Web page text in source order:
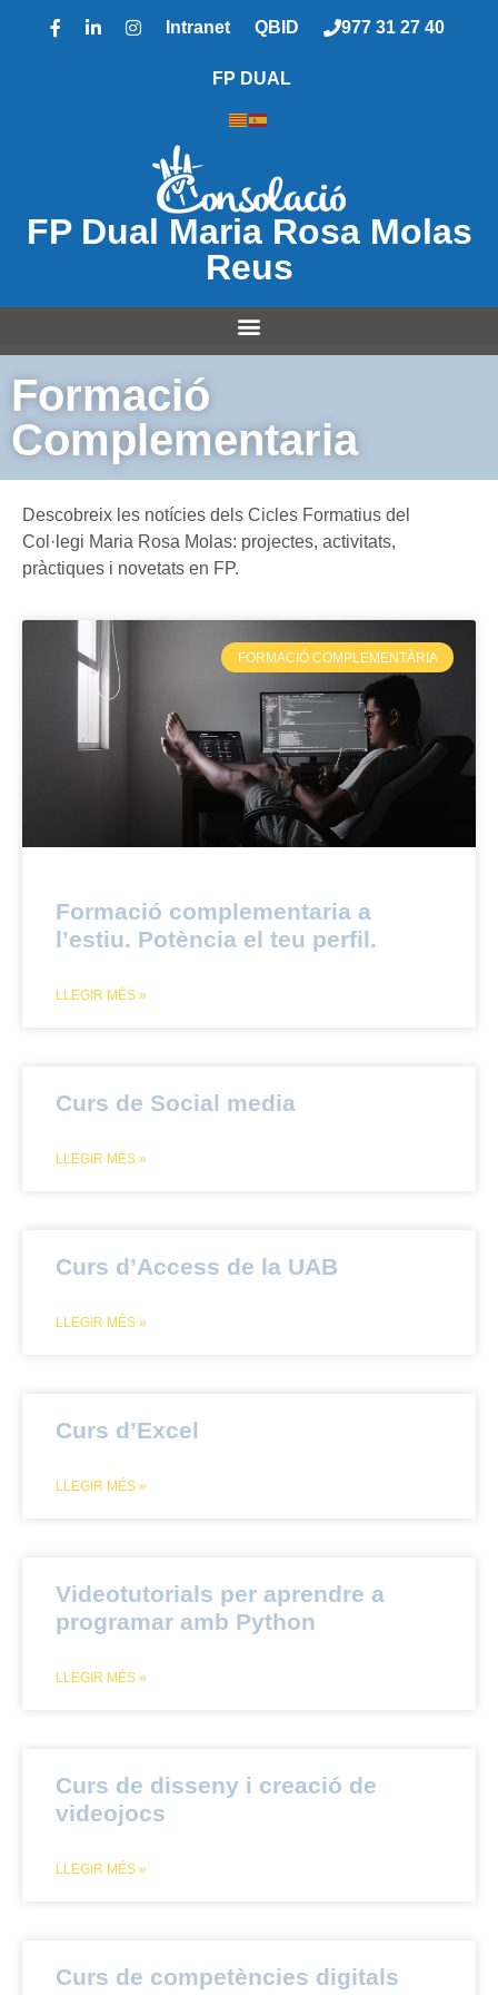
Intranet QBID 977 31 27 40
FP DUAL
FP Dual Maria Rosa Molas
Reus
Formació
Complementaria
Descobreix les notícies dels Cicles Formatius del
Col·legi Maria Rosa Molas: projectes, activitats,
pràctiques i novetats en FP.
FORMACIÓ COMPLEMENTÀRIA
Formació complementaria a
l’estiu. Potència el teu perfil.
LLEGIR MÉS »
Curs de Social media
LLEGIR MÉS »
Curs d’Access de la UAB
LLEGIR MÉS »
Curs d’Excel
LLEGIR MÉS »
Videotutorials per aprendre a
programar amb Python
LLEGIR MÉS »
Curs de disseny i creació de
videojocs
LLEGIR MÉS »
Curs de competències digitals